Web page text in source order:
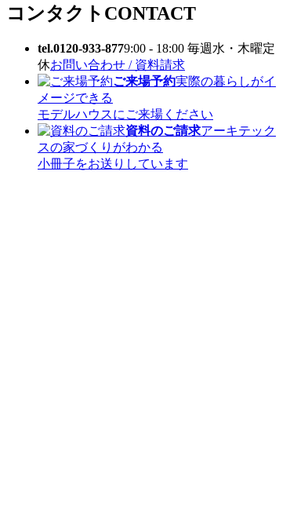
コンタクト CONTACT
tel.0120-933-8779:00 - 18:00 毎週水・木曜定
休お問い合わせ / 資料請求
ご来場予約実際の暮らしがイ
メージできる
モデルハウスにご来場ください
資料のご請求アーキテック
スの家づくりがわかる
小冊子をお送りしています